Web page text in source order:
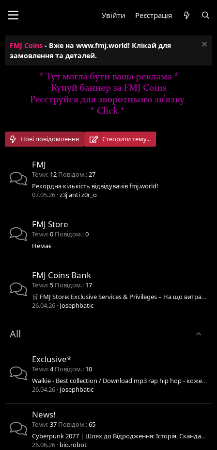
Увійти Реєстрація
FMJ Coins - Вже на www.fmj.world! Клікай для
замовлення та деталей.
Нові повідомлення Створити тему...
FMJ
Теми 12 Повідом. 27
Рекордна кількість відвідувачів fmj.world!
07.05.26 z3j anti z0r_o
FMJ Store
Теми 0 Повідом. 0
Немає
FMJ Coins Bank
Теми 5 Повідом. 17
🛒 FMJ Store: Exclusive Services & Privileges – На що витратити FMJ Coins?
26.04.26 Josephbatic
All
Exclusive*
Теми 4 Повідом. 10
Walkie - Best collection / Download mp3 rap hip hop - кожен день слухаю!!! (ex. Walkie T)
26.04.26 Josephbatic
News!
Теми 37 Повідом. 65
Cyberpunk 2077 | Шлях до Відродження: Історія, Скандали та Тріумф Night City
26.06.26 bio.robot